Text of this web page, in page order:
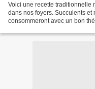
Voici une recette traditionnelle
dans nos foyers. Succulents
consommeront avec un bon